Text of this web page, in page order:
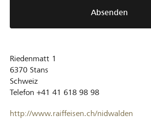
Absenden
Riedenmatt 1
6370 Stans
Schweiz
Telefon +41 41 618 98 98
http://www.raiffeisen.ch/nidwalden